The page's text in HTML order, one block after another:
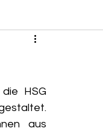
HSG
aus